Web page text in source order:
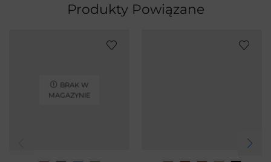
Produkty Powiązane
BRAK W
MAGAZYNIE